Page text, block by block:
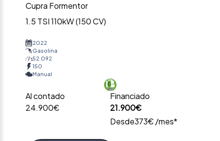
Cupra Formentor
1.5 TSI 110kW (150 CV)
2022
Gasolina
52.092
150
Manual
Al contado
24.900€
Financiado
21.900€
Desde373€ /mes*